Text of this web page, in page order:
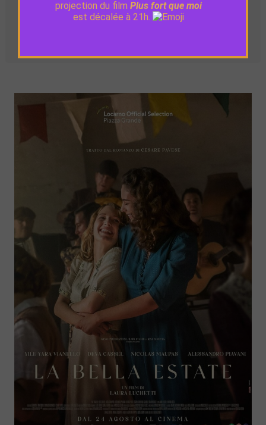
projection du film Plus fort que moi
est décalée à 21h.